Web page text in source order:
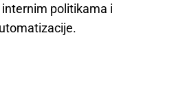
politikama i